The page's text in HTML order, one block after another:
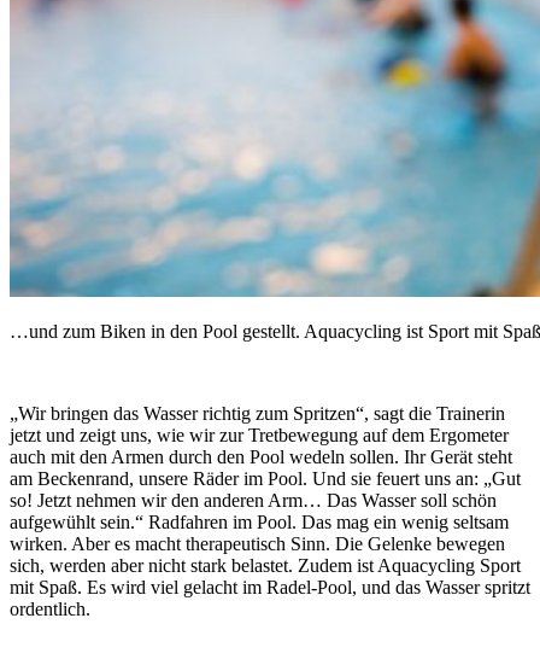
…und zum Biken in den Pool gestellt. Aquacycling ist Sport mit Spaß
„Wir bringen das Wasser richtig zum Spritzen“, sagt die Trainerin
jetzt und zeigt uns, wie wir zur Tretbewegung auf dem Ergometer
auch mit den Armen durch den Pool wedeln sollen. Ihr Gerät steht
am Beckenrand, unsere Räder im Pool. Und sie feuert uns an: „Gut
so! Jetzt nehmen wir den anderen Arm… Das Wasser soll schön
aufgewühlt sein.“ Radfahren im Pool. Das mag ein wenig seltsam
wirken. Aber es macht therapeutisch Sinn. Die Gelenke bewegen
sich, werden aber nicht stark belastet. Zudem ist Aquacycling Sport
mit Spaß. Es wird viel gelacht im Radel-Pool, und das Wasser spritzt
ordentlich.